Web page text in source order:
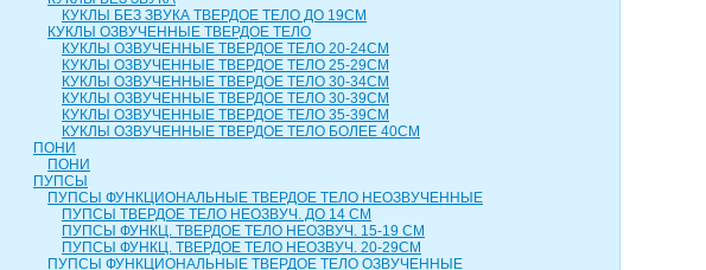
КУКЛЫ БЕЗ ЗВУКА ТВЕРДОЕ ТЕЛО ДО 19СМ
КУКЛЫ ОЗВУЧЕННЫЕ ТВЕРДОЕ ТЕЛО
КУКЛЫ ОЗВУЧЕННЫЕ ТВЕРДОЕ ТЕЛО 20-24СМ
КУКЛЫ ОЗВУЧЕННЫЕ ТВЕРДОЕ ТЕЛО 25-29СМ
КУКЛЫ ОЗВУЧЕННЫЕ ТВЕРДОЕ ТЕЛО 30-34СМ
КУКЛЫ ОЗВУЧЕННЫЕ ТВЕРДОЕ ТЕЛО 30-39СМ
КУКЛЫ ОЗВУЧЕННЫЕ ТВЕРДОЕ ТЕЛО 35-39СМ
КУКЛЫ ОЗВУЧЕННЫЕ ТВЕРДОЕ ТЕЛО БОЛЕЕ 40СМ
ПОНИ
ПОНИ
ПУПСЫ
ПУПСЫ ФУНКЦИОНАЛЬНЫЕ ТВЕРДОЕ ТЕЛО НЕОЗВУЧЕННЫЕ
ПУПСЫ ТВЕРДОЕ ТЕЛО НЕОЗВУЧ. ДО 14 СМ
ПУПСЫ ФУНКЦ. ТВЕРДОЕ ТЕЛО НЕОЗВУЧ. 15-19 СМ
ПУПСЫ ФУНКЦ. ТВЕРДОЕ ТЕЛО НЕОЗВУЧ. 20-29СМ
ПУПСЫ ФУНКЦИОНАЛЬНЫЕ ТВЕРДОЕ ТЕЛО ОЗВУЧЕННЫЕ